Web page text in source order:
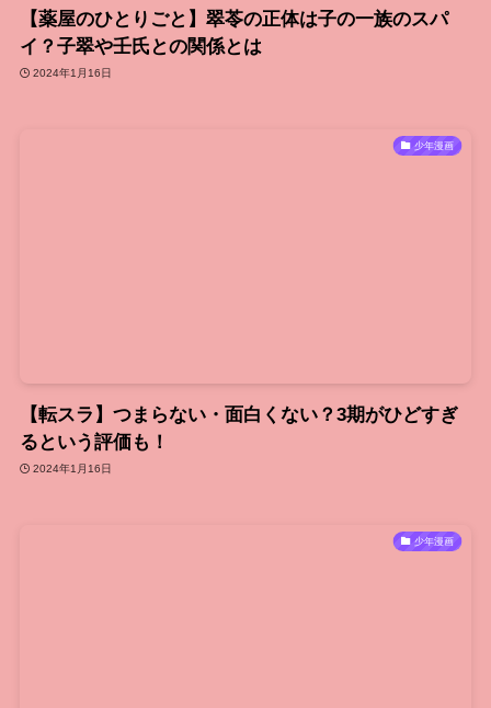
【薬屋のひとりごと】翠苓の正体は子の一族のスパ
イ？子翠や壬氏との関係とは
2024年1月16日
少年漫画
【転スラ】つまらない・面白くない？3期がひどすぎ
るという評価も！
2024年1月16日
少年漫画